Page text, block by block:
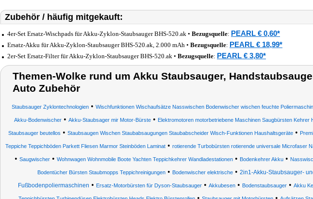
Zubehör / häufig mitgekauft:
4er-Set Ersatz-Wischpads für Akku-Zyklon-Staubsauger BHS-520.ak • Bezugsquelle: PEARL € 0,60*
Ersatz-Akku für Akku-Zyklon-Staubsauger BHS-520.ak, 2.000 mAh • Bezugsquelle: PEARL € 18,99*
2er-Set Ersatz-Filter für Akku-Zyklon-Staubsauger BHS-520.ak • Bezugsquelle: PEARL € 3,80*
Themen-Wolke rund um Akku Staubsauger,
Auto Zubehör
Staubsauger Zyklontechnologien• Wischfunktionen Wischaufsätze Nasswischen Bodenwischer wischen feuchte
Akku-Bodenwischer • Akku-Staubsager mir Motor-Bürste • Elektromotoren motorbetriebene Maschinen Saugbürsten Kehrer
Staubsauger beutellos • Staubsaugen Wischen Staubabsaugungen Staubabscheider Wisch-Funktionen Haushaltsgeräte •
Teppiche Teppichböden Parkett Fliesen Marmor Steinböden Laminat • rotierende Turbobürsten rotierende universale Microfaser
• Saugwischer • Wohnwagen Wohnmobile Boote Yachten Teppichkehrer Wandladestationen • Bodenkehrer Akku •
Bodentücher Bürsten Staubmopps Teppichreinigungen • Bodenwischer elektrische • 2in1-Akku-Staubsauger-
Fußbodenpoliermaschinen • Ersatz-Motorbürsten für Dyson-Staubsauger• Akkubesen• Bodenstaubsauger• Akku